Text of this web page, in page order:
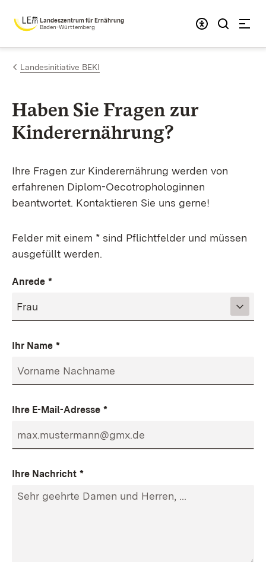
Zum Inhalt springen
Landeszentrum für Ernährung
Baden-Württemberg
Landesinitiative BEKI
Haben Sie Fragen zur
Kinderernährung?
Ihre Fragen zur Kinderernährung werden von
erfahrenen Diplom-Oecotrophologinnen
beantwortet. Kontaktieren Sie uns gerne!
Felder mit einem * sind Pflichtfelder und müssen
ausgefüllt werden.
Anrede *
Ihr Name *
Ihre E-Mail-Adresse *
Ihre Nachricht *